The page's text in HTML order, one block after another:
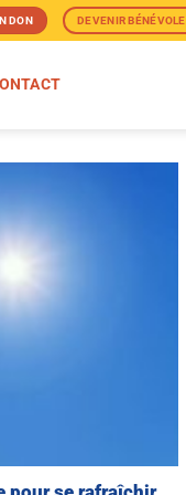
DON DEVENIR BÉNÉVOLE